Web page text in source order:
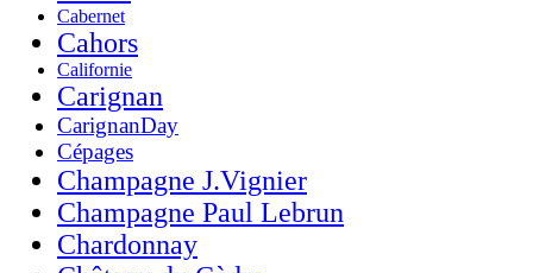
Cabernet
Cahors
Californie
Carignan
CarignanDay
Cépages
Champagne J.Vignier
Champagne Paul Lebrun
Chardonnay